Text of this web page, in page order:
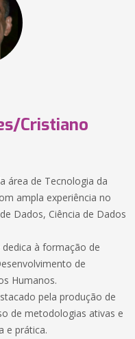
Cristiano
área de Tecnologia da
ampla experiência no
Dados, Ciência de Dados
à formação de
de
Humanos.
pela produção de
de metodologias ativas e
e prática.